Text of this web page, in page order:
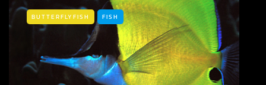
BUTTERFLYFISH FISH